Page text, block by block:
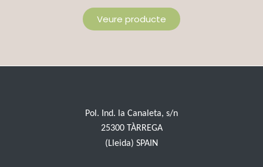
Veure producte
Pol. Ind. la Canaleta, s/n
25300 TÀRREGA
(Lleida) SPAIN